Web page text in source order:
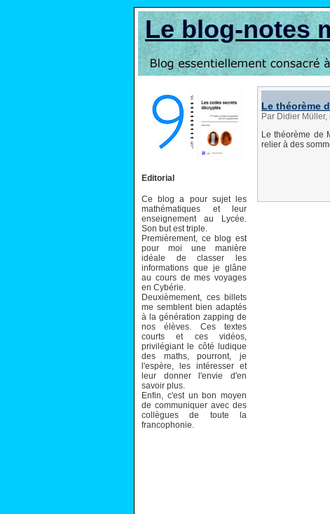
Le blog-notes
Editorial
Ce blog a pour sujet les
mathématiques et leur
enseignement au Lycée.
Son but est triple.
Premièrement, ce blog est
pour moi une manière
idéale de classer les
informations que je glâne
au cours de mes voyages
en Cybérie.
Deuxièmement, ces billets
me semblent bien adaptés
à la génération zapping de
nos élèves. Ces textes
courts et ces vidéos,
privilégiant le côté ludique
des maths, pourront, je
l'espère, les intéresser et
leur donner l'envie d'en
savoir plus.
Enfin, c'est un bon moyen
de communiquer avec des
collègues de toute la
francophonie.
Le théorème
Par Didier
Le théorème de
relier à des